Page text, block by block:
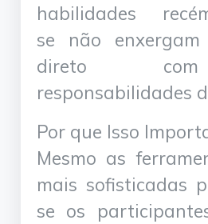
habilidades
se não
direto
responsabilidades
Por que Isso
Mesmo as
mais sofisticadas
se os